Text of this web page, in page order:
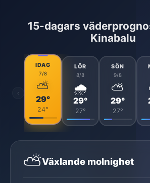
15-dagars
Kinabalu
‹
IDAG
7/8
⛅
29°
24°
LÖR
8/8
🌧️
29°
27°
SÖN
9/8
⛅
29°
27°
⛅Växlande molnighet